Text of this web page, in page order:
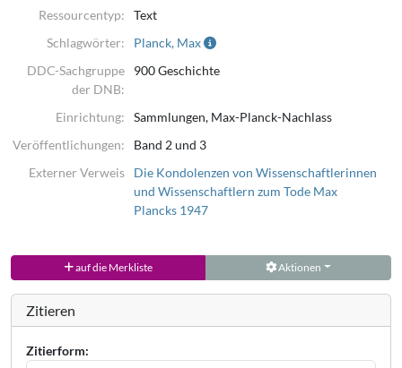
Ressourcentyp:
Text
Schlagwörter:
Planck, Max
DDC-Sachgruppe
der DNB:
900 Geschichte
Einrichtung:
Sammlungen, Max-Planck-Nachlass
Veröffentlichungen:
Band 2 und 3
Externer Verweis
Die Kondolenzen von Wissenschaftlerinnen
und Wissenschaftlern zum Tode Max
Plancks 1947
auf die Merkliste Aktionen
Zitieren
Zitierform: